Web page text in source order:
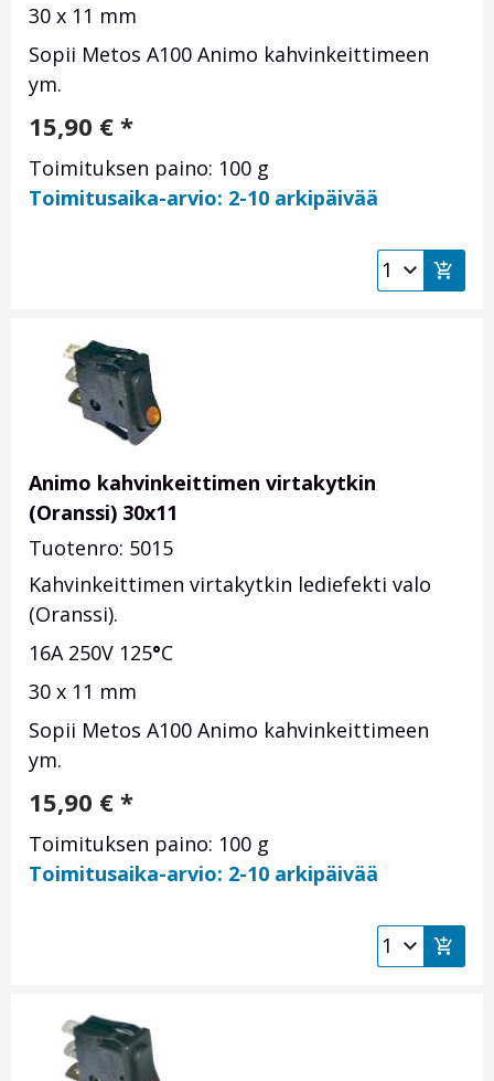
30 x 11 mm
Sopii Metos A100 Animo kahvinkeittimeen
ym.
15,90 € *
Toimituksen paino: 100 g
Toimitusaika-arvio: 2-10 arkipäivää
Animo kahvinkeittimen virtakytkin
(Oranssi) 30x11
Tuotenro: 5015
Kahvinkeittimen virtakytkin lediefekti valo
(Oranssi).
16A 250V 125°C
30 x 11 mm
Sopii Metos A100 Animo kahvinkeittimeen
ym.
15,90 € *
Toimituksen paino: 100 g
Toimitusaika-arvio: 2-10 arkipäivää